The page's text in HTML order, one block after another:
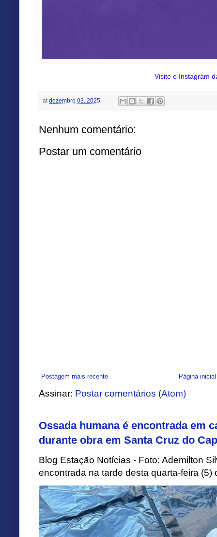
Visite o Instagram
at dezembro 03, 2025
Nenhum comentário:
Postar um comentário
Postagem mais recente Página inicial
Assinar: Postar comentários (Atom)
Ossada humana é encontrada em
durante obra em Santa Cruz do
Blog Estação Notícias - Foto: Ademilton
encontrada na tarde desta quarta-feira (5)